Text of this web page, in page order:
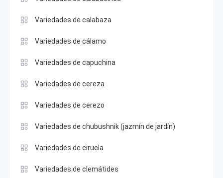
Variedades de calabaza
Variedades de cálamo
Variedades de capuchina
Variedades de cereza
Variedades de cerezo
Variedades de chubushnik (jazmín de jardín)
Variedades de ciruela
Variedades de clemátides